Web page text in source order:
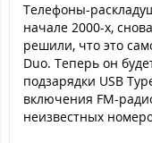
Телефоны-
начале 2000-х,
решили, что это
Duo. Теперь он
подзарядки USB
включения FM-
неизвестных